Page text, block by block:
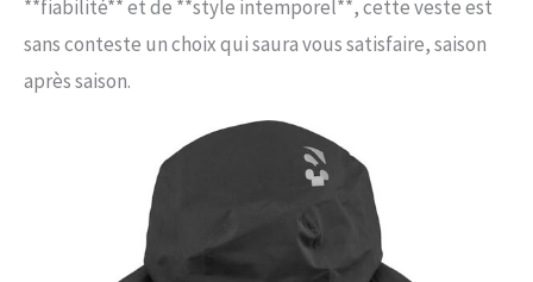
**fiabilité** et de **style intemporel**, cette veste est
sans conteste un choix qui saura vous satisfaire, saison
après saison.